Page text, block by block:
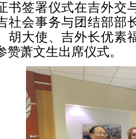
书签署仪式在吉外交
社会事务与团结部部
胡大使、吉外长优素
赞萧文生出席仪式。